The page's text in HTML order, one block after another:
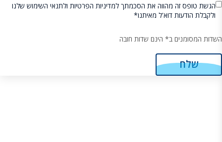
הגשת טופס זה מהווה את הסכמתך למדיניות הפרטיות ולתנאי השימוש שלנו
ולקבלת הודעות דוא'ל מאיתנו*
השדות המסומנים ב* הינם שדות חובה